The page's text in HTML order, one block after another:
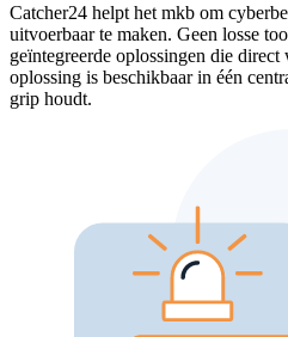
Catcher24 helpt het mkb om
uitvoerbaar te maken. Geen losse
geïntegreerde oplossingen die direct
oplossing is beschikbaar in één
grip houdt.